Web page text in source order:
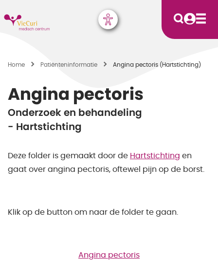
Home Patiënten­informatie Angina pectoris (Hartstichting)
Angina pectoris
Onderzoek en behandeling
- Hartstichting
Deze folder is gemaakt door de Hartstichting en
gaat over angina pectoris, oftewel pijn op de borst.
Klik op de button om naar de folder te gaan.
Angina pectoris